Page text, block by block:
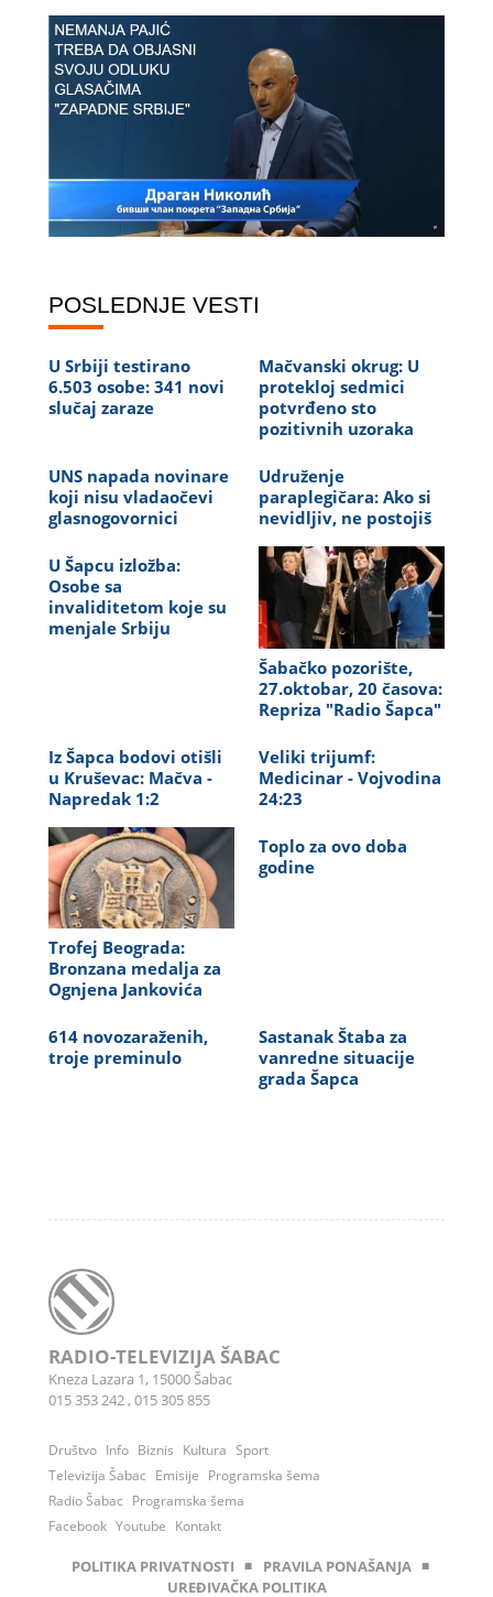
POSLEDNJE VESTI
U Srbiji testirano
6.503 osobe: 341 novi
slučaj zaraze
Mačvanski okrug: U
protekloj sedmici
potvrđeno sto
pozitivnih uzoraka
UNS napada novinare
koji nisu vladaočevi
glasnogovornici
Udruženje
paraplegičara: Ako si
nevidljiv, ne postojiš
U Šapcu izložba:
Osobe sa
invaliditetom koje su
menjale Srbiju
Šabačko pozorište,
27.oktobar, 20 časova:
Repriza "Radio Šapca"
Iz Šapca bodovi otišli
u Kruševac: Mačva -
Napredak 1:2
Veliki trijumf:
Medicinar - Vojvodina
24:23
Trofej Beograda:
Bronzana medalja za
Ognjena Jankovića
Toplo za ovo doba
godine
614 novozaraženih,
troje preminulo
Sastanak Štaba za
vanredne situacije
grada Šapca
RADIO-TELEVIZIJA ŠABAC
Kneza Lazara 1, 15000 Šabac
015 353 242, 015 305 855
Društvo Info Biznis Kultura Sport
Televizija Šabac Emisije Programska šema
Radio Šabac Programska šema
Facebook Youtube Kontakt
POLITIKA PRIVATNOSTI ◾ PRAVILA PONAŠANJA ◾
UREĐIVAČKA POLITIKA